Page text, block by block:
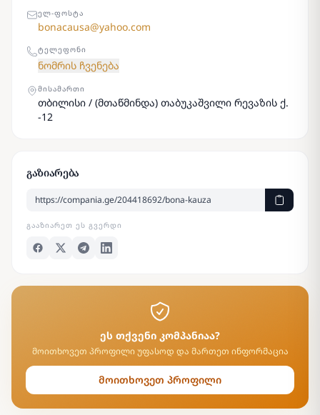
ᲔᲚ-ᲤᲝᲡᲢᲐ
bonacausa@yahoo.com
ᲢᲔᲚᲔᲤᲝᲜᲘ
ნომრის ჩვენება
ᲛᲘᲡᲐᲛᲐᲠᲗᲘ
თბილისი / (მთაწმინდა) თაბუკაშვილი რევაზის ქ.
-12
გაზიარება
ᲒᲐᲐᲖᲘᲐᲠᲔᲗ ᲔᲡ ᲒᲕᲔᲠᲓᲘ
ეს თქვენი კომპანიაა?
მოითხოვეთ პროფილი უფასოდ და მართეთ ინფორმაცია
მოითხოვეთ პროფილი